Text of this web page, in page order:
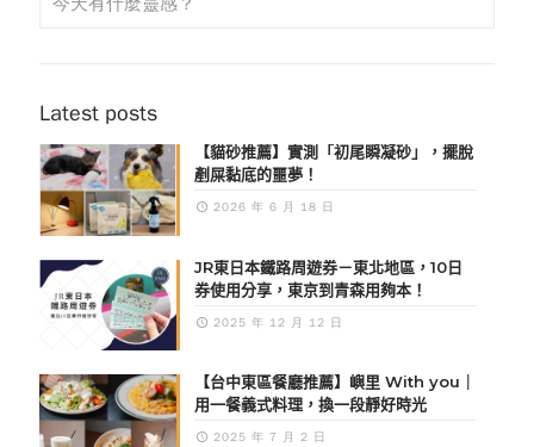
Latest posts
【貓砂推薦】實測「初尾瞬凝砂」，擺脫
剷屎黏底的噩夢！
2026 年 6 月 18 日
JR東日本鐵路周遊券－東北地區，10日
券使用分享，東京到青森用夠本！
2025 年 12 月 12 日
【台中東區餐廳推薦】嶼里 With you｜
用一餐義式料理，換一段靜好時光
2025 年 7 月 2 日